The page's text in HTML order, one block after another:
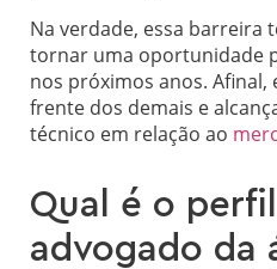
Na verdade, essa barreira
tornar uma oportunidade
nos próximos anos. Afinal,
frente dos demais e
técnico em relação ao
Qual é o
advogado da